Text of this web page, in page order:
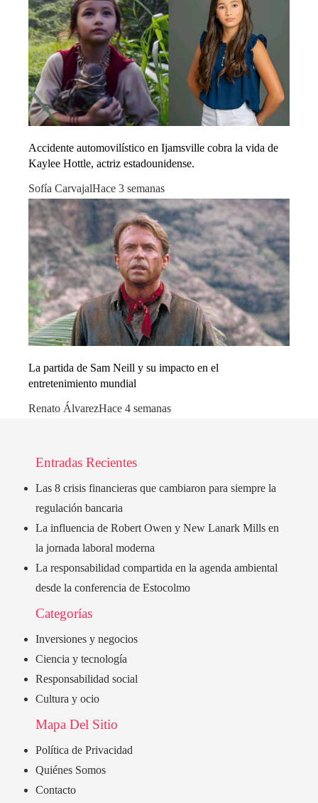
Accidente automovilístico en Ijamsville cobra la vida de
Kaylee Hottle, actriz estadounidense.
Sofía CarvajalHace 3 semanas
La partida de Sam Neill y su impacto en el
entretenimiento mundial
Renato ÁlvarezHace 4 semanas
Entradas Recientes
Las 8 crisis financieras que cambiaron para siempre la
regulación bancaria
La influencia de Robert Owen y New Lanark Mills en
la jornada laboral moderna
La responsabilidad compartida en la agenda ambiental
desde la conferencia de Estocolmo
Categorías
Inversiones y negocios
Ciencia y tecnología
Responsabilidad social
Cultura y ocio
Mapa Del Sitio
Política de Privacidad
Quiénes Somos
Contacto